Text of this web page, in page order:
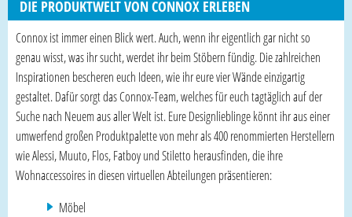
DIE PRODUKTWELT VON CONNOX ERLEBEN
Connox ist immer einen Blick wert. Auch, wenn ihr eigentlich gar nicht so
genau wisst, was ihr sucht, werdet ihr beim Stöbern fündig. Die zahlreichen
Inspirationen bescheren euch Ideen, wie ihr eure vier Wände einzigartig
gestaltet. Dafür sorgt das Connox-Team, welches für euch tagtäglich auf der
Suche nach Neuem aus aller Welt ist. Eure Designlieblinge könnt ihr aus einer
umwerfend großen Produktpalette von mehr als 400 renommierten Herstellern
wie Alessi, Muuto, Flos, Fatboy und Stiletto herausfinden, die ihre
Wohnaccessoires in diesen virtuellen Abteilungen präsentieren:
Möbel